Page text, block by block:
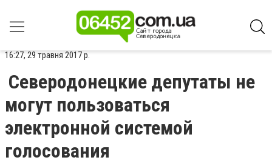
16:27, 29 травня 2017 р.
Северодонецкие депутаты не
могут пользоваться
электронной системой
голосования